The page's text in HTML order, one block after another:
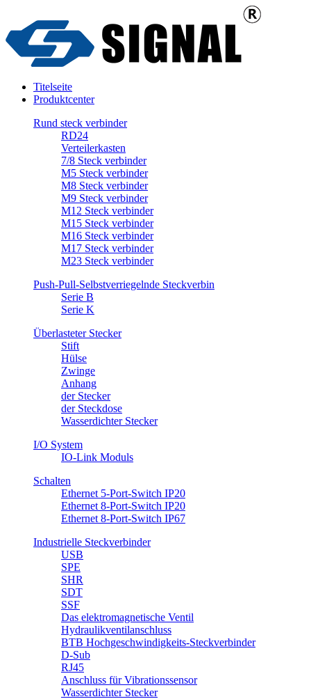
Titelseite
Produktcenter
Rund steck verbinder
RD24
Verteilerkasten
7/8 Steck verbinder
M5 Steck verbinder
M8 Steck verbinder
M9 Steck verbinder
M12 Steck verbinder
M15 Steck verbinder
M16 Steck verbinder
M17 Steck verbinder
M23 Steck verbinder
Push-Pull-Selbstverriegelnde Steckverbin
Serie B
Serie K
Überlasteter Stecker
Stift
Hülse
Zwinge
Anhang
​der Stecker
der Steckdose
Wasserdichter Stecker
I/O System
IO-Link Moduls
Schalten
Ethernet 5-Port-Switch IP20
Ethernet 8-Port-Switch IP20
Ethernet 8-Port-Switch IP67
Industrielle Steckverbinder
USB
SPE
SHR
SDT
SSF
Das elektromagnetische Ventil
Hydraulikventilanschluss
BTB Hochgeschwindigkeits-Steckverbinder
D-Sub
RJ45
Anschluss für Vibrationssensor
Wasserdichter Stecker